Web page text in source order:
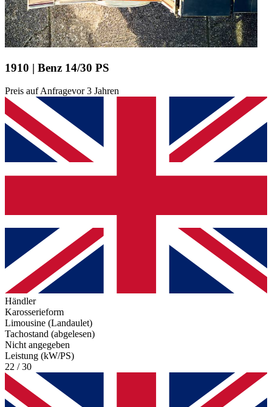
1910 | Benz 14/30 PS
Preis auf Anfragevor 3 Jahren
Händler
Karosserieform
Limousine (Landaulet)
Tachostand (abgelesen)
Nicht angegeben
Leistung (kW/PS)
22 / 30